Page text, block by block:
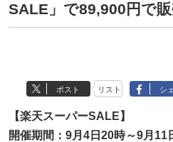
SALE」で89,900円で
ポスト リスト シ
【楽天スーパーSALE】
開催期間：9月4日20時～9月11